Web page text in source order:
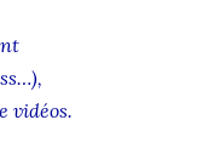
vidéos.